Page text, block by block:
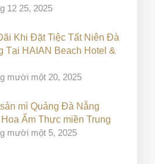
12 25, 2025
Khi Đặt Tiệc Tất Niên Đà
Tại HAIAN Beach Hotel &
mười một 20, 2025
mì Quảng Đà Nẵng
Ẩm Thực miền Trung
mười một 5, 2025